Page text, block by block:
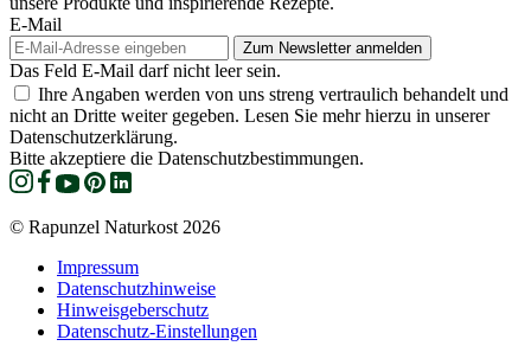
E-Mail
Das Feld E-Mail darf nicht leer sein.
Ihre Angaben werden von uns streng vertraulich behandelt und
nicht an Dritte weiter gegeben. Lesen Sie mehr hierzu in unserer
Datenschutzerklärung.
Bitte akzeptiere die Datenschutzbestimmungen.
© Rapunzel Naturkost 2026
Impressum
Datenschutzhinweise
Hinweisgeberschutz
Datenschutz-Einstellungen